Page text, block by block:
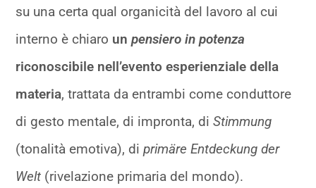
su una certa qual organicità del lavoro al cui
interno è chiaro unpensiero in potenza
riconoscibile nell’evento esperienziale della
materia, trattata da entrambi come conduttore
di gesto mentale, di impronta, diStimmung
(tonalità emotiva), diprimäre Entdeckung der
Welt (rivelazione primaria del mondo).